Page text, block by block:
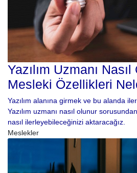
Yazılım Uzmanı
Mesleki Özellikleri
Yazılım alanına girmek ve bu alanda
Yazılım uzmanı nasıl olunur
nasıl ilerleyebileceğinizi aktaracağız.
Meslekler